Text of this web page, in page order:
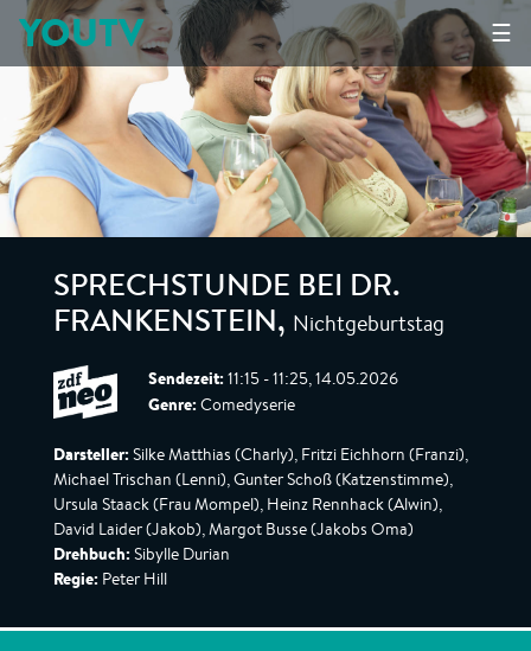
☰
YOUTV
SPRECHSTUNDE BEI DR.
FRANKENSTEIN, Nichtgeburtstag
Sendezeit: 11:15 - 11:25, 14.05.2026
Genre: Comedyserie
Darsteller: Silke Matthias (Charly), Fritzi Eichhorn (Franzi),
Michael Trischan (Lenni), Gunter Schoß (Katzenstimme),
Ursula Staack (Frau Mompel), Heinz Rennhack (Alwin),
David Laider (Jakob), Margot Busse (Jakobs Oma)
Drehbuch: Sibylle Durian
Regie: Peter Hill